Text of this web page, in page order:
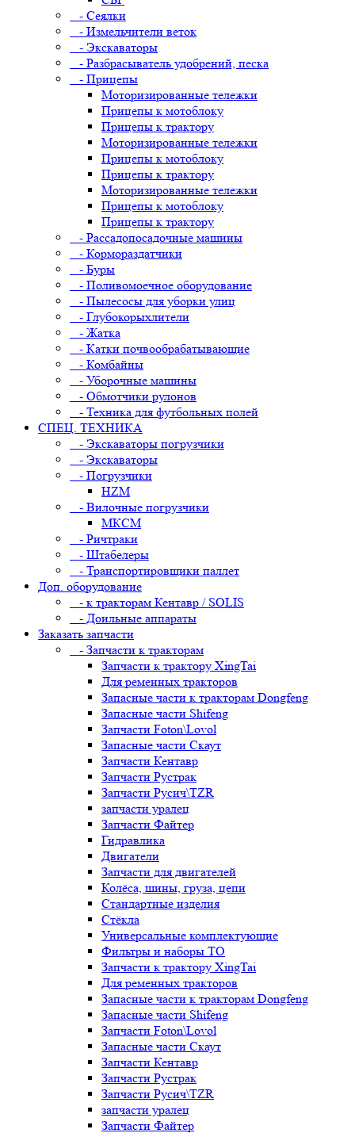
- Сеялки
- Измельчители веток
- Экскаваторы
- Разбрасыватель удобрений, песка
- Прицепы
Моторизированные тележки
Прицепы к мотоблоку
Прицепы к трактору
Моторизированные тележки
Прицепы к мотоблоку
Прицепы к трактору
Моторизированные тележки
Прицепы к мотоблоку
Прицепы к трактору
- Рассадопосадочные машины
- Кормораздатчики
- Буры
- Поливомоечное оборудование
- Пылесосы для уборки улиц
- Глубокорыхлители
- Жатка
- Катки почвообрабатывающие
- Комбайны
- Уборочные машины
- Обмотчики рулонов
- Техника для футбольных полей
СПЕЦ. ТЕХНИКА
- Экскаваторы погрузчики
- Экскаваторы
- Погрузчики
HZM
- Вилочные погрузчики
МКСМ
- Ричтраки
- Штабелеры
- Транспортировщики паллет
Доп. оборудование
- к тракторам Кентавр / SOLIS
- Доильные аппараты
Заказать запчасти
- Запчасти к тракторам
Запчасти к трактору XingTai
Для ременных тракторов
Запасные части к тракторам Dongfeng
Запасные части Shifeng
Запчасти Foton\Lovol
Запасные части Скаут
Запчасти Кентавр
Запчасти Рустрак
Запчасти Русич\TZR
запчасти уралец
Запчасти Файтер
Гидравлика
Двигатели
Запчасти для двигателей
Колёса, шины, груза, цепи
Стандартные изделия
Стёкла
Универсальные комплектующие
Фильтры и наборы ТО
Запчасти к трактору XingTai
Для ременных тракторов
Запасные части к тракторам Dongfeng
Запасные части Shifeng
Запчасти Foton\Lovol
Запасные части Скаут
Запчасти Кентавр
Запчасти Рустрак
Запчасти Русич\TZR
запчасти уралец
Запчасти Файтер